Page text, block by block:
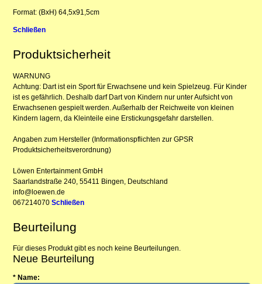
Format: (BxH) 64,5x91,5cm
Schließen
Produktsicherheit
WARNUNG
Achtung: Dart ist ein Sport für Erwachsene und kein Spielzeug. Für Kinder
ist es gefährlich. Deshalb darf Dart von Kindern nur unter Aufsicht von
Erwachsenen gespielt werden. Außerhalb der Reichweite von kleinen
Kindern lagern, da Kleinteile eine Erstickungsgefahr darstellen.
Angaben zum Hersteller (Informationspflichten zur GPSR
Produktsicherheitsverordnung)
Löwen Entertainment GmbH
Saarlandstraße 240, 55411 Bingen, Deutschland
info@loewen.de
067214070Schließen
Beurteilung
Für dieses Produkt gibt es noch keine Beurteilungen.
Neue Beurteilung
* Name: